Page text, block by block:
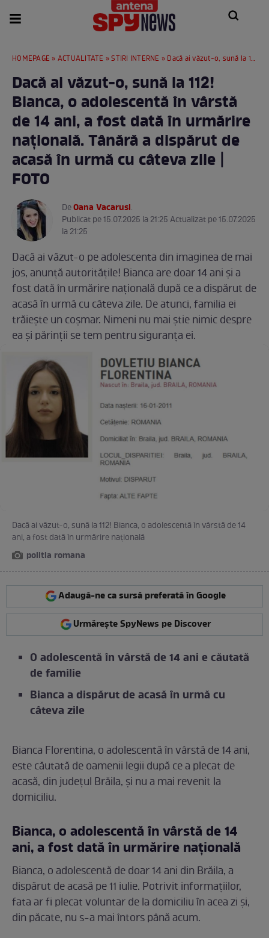
HOMEPAGE » ACTUALITATE »STIRI INTERNE » Dacă ai văzut-o, sună la 112! Bianca, o adolescentă în vârstă de 14 ani, a fost dată în urmărire națională. Tânără a dispărut de acasă în urmă cu câteva zile | FOTO
Dacă ai văzut-o, sună la 112!
Bianca, o adolescentă în vârstă
de 14 ani, a fost dată în urmărire
națională. Tânără a dispărut de
acasă în urmă cu câteva zile |
FOTO
DeOana Vacarusi.
Publicat pe 15.07.2025 la 21:25 Actualizat pe 15.07.2025
la 21:25
Dacă ai văzut-o pe adolescenta din imaginea de mai
jos, anunță autoritățile! Bianca are doar 14 ani și a
fost dată în urmărire națională după ce a dispărut de
acasă în urmă cu câteva zile. De atunci, familia ei
trăiește un coșmar. Nimeni nu mai știe nimic despre
ea și părinții se tem pentru siguranța ei.
Dacă ai văzut-o, sună la 112! Bianca, o adolescentă în vârstă de 14
ani, a fost dată în urmărire națională
politia romana
Adaugă-ne ca sursă preferată în Google
Urmărește SpyNews pe Discover
O adolescentă în vârstă de 14 ani e căutată
de familie
Bianca a dispărut de acasă în urmă cu
câteva zile
Bianca Florentina, o adolescentă în vârstă de 14 ani,
este căutată de oamenii legii după ce a plecat de
acasă, din județul Brăila, și nu a mai revenit la
domiciliu.
Bianca, o adolescentă în vârstă de 14
ani, a fost dată în urmărire națională
Bianca, o adolescentă de doar 14 ani din Brăila, a
dispărut de acasă pe 11 iulie. Potrivit informațiilor,
fata ar fi plecat voluntar de la domiciliu în acea zi și,
din păcate, nu s-a mai întors până acum.